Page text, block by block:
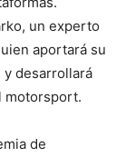
un experto
aportará su
y desarrollará
motorsport.
de